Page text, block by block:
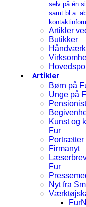
selv på én
samt bl.a.
Artikler
Butikker
Artikler
Børn på
Unge på
Kunst og
Fur
Portrætter
Firmanyt
Fur
Nyt fra